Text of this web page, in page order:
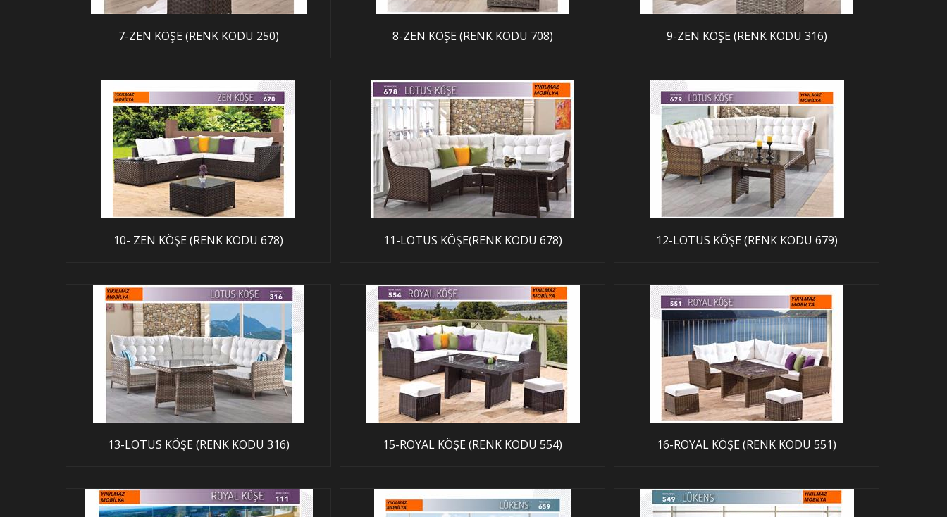
7-ZEN KÖŞE (RENK KODU 250) 8-ZEN KÖŞE (RENK KODU 708) 9-ZEN KÖŞE (RENK KODU 316)
10- ZEN KÖŞE (RENK KODU 678) 11-LOTUS KÖŞE(RENK KODU 678) 12-LOTUS KÖŞE (RENK KODU 679)
13-LOTUS KÖŞE (RENK KODU 316) 15-ROYAL KÖŞE (RENK KODU 554) 16-ROYAL KÖŞE (RENK KODU 551)